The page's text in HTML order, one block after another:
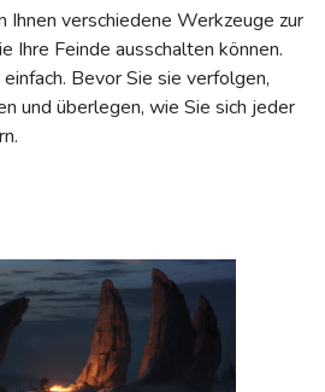
Ihnen verschiedene Werkzeuge zur
Ihre Feinde ausschalten können.
Bevor Sie sie verfolgen,
und überlegen, wie Sie sich jeder